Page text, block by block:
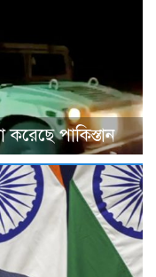
করেছে পাকিস্তান